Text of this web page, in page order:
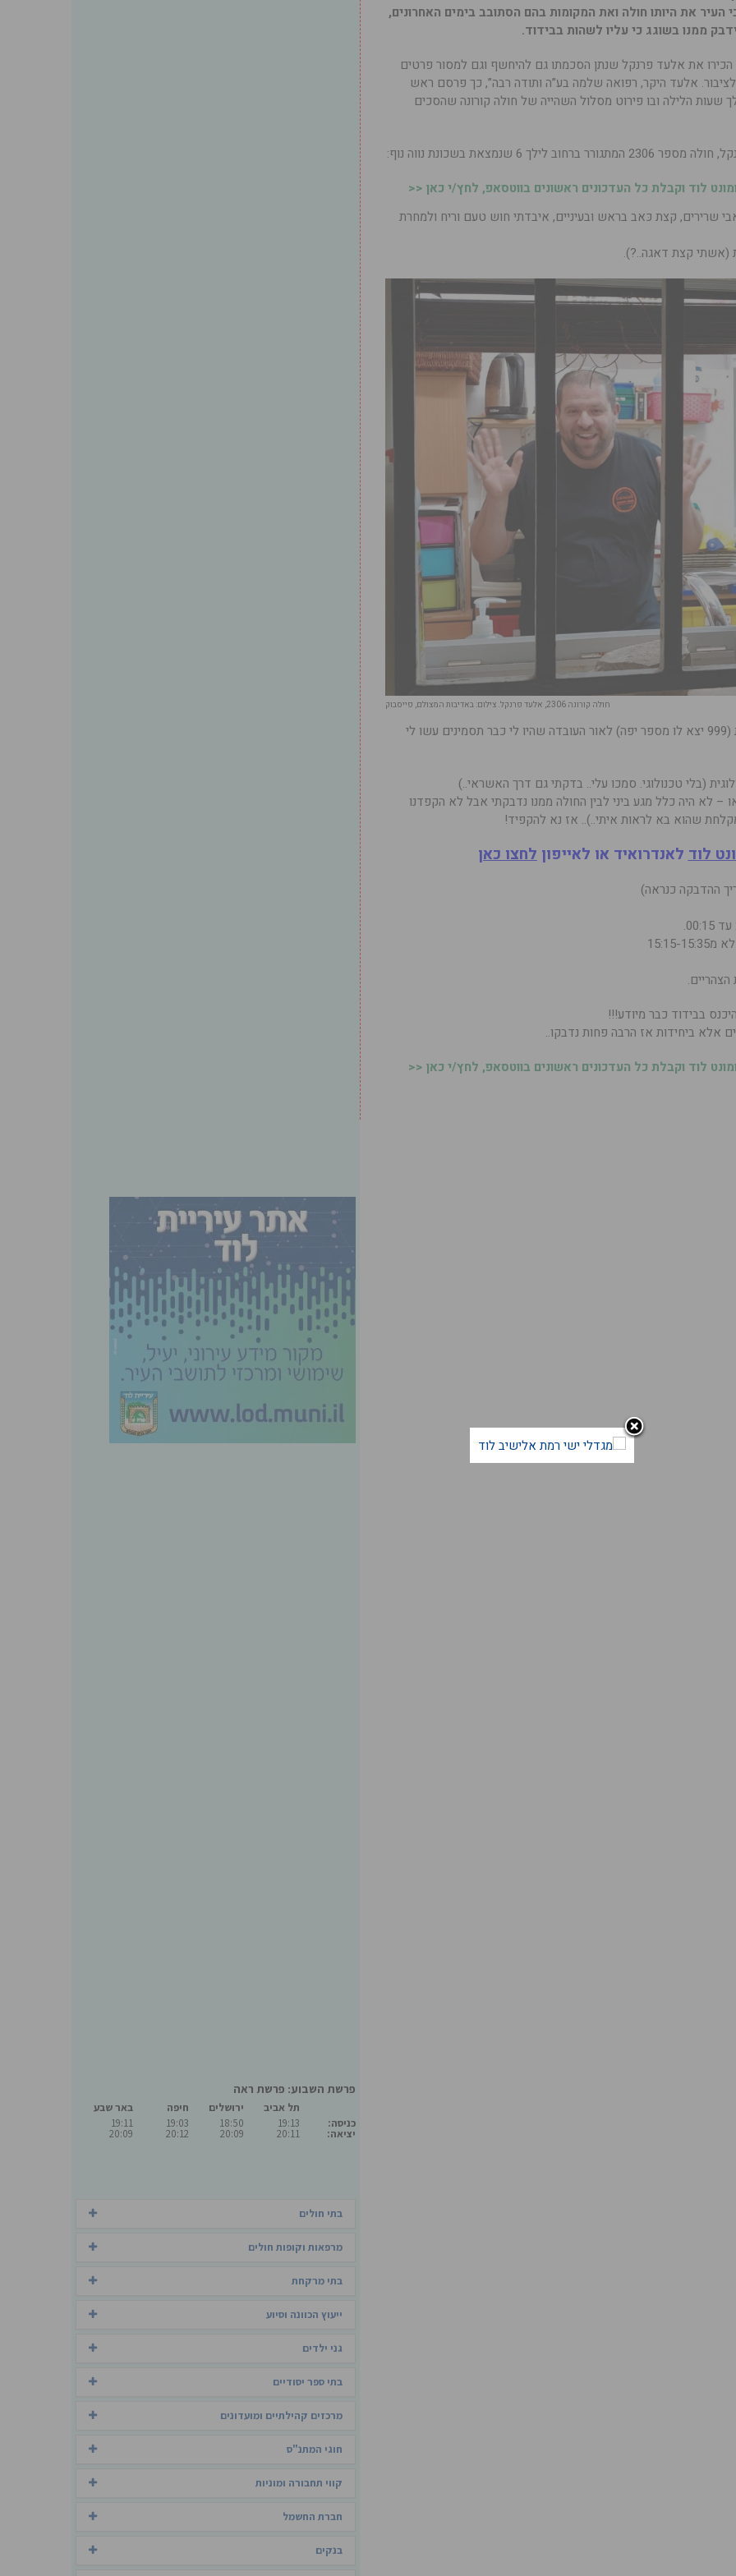
העיר את היותו חולה ואת המקומות בהם הסתובב בימים האחרונים,
ממנו בשוגג כי עליו לשהות בבידוד.
הכירו את אלעד פרנקל שנתן הסכמתו גם להיחשף וגם למסור פרטים
אלעד היקר, רפואה שלמה בע”ה ותודה רבה”, כך פרסם ראש
שעות הלילה ובו פירוט מסלול השהייה של חולה קורונה שהסכים
6 שנמצאת בשכונת נווה נוף:
לוד וקבלת כל העדכונים ראשונים בווטסאפ, לחץ/י כאן <<
שרירים, קצת כּאב בראש ובעיניים, איבדתי חוש טעם וריח ולמחרת
(אשתי קצת דאגה..?
).
חולה קורונה 2306, אלעד פרנקל. צילום: באדיבות המצולם, פייסבוק
למחרת אמרו לי שנפגשתי עם חולה מאומת (999 יצא לו מספר יפה) לאור העובדה שהיו לי כבר תסמינים עשו לי
(בלי טכנולוגי. סמכו עלי.. בדקתי גם דרך האשראי..)
– לא היה כלל מגע ביני לבין החולה ממנו נדבקתי אבל לא הקפדנו
לודלאנדרואיד או לאייפוןלחצו כאן
בבידוד כבר מיודע!!!
אלא ביחידות אז הרבה פחות נדבקו..
לוד וקבלת כל העדכונים ראשונים בווטסאפ, לחץ/י כאן <<
פרשת השבוע: פרשת ראה
כניסה:
יציאה:
תל אביב
19:13
20:11
ירושלים
18:50
20:09
חיפה
19:03
20:12
באר שבע
19:11
20:09
בתי חולים
מרפאות וקופות חולים
בתי מרקחת
ייעוץ הכוונה וסיוע
גני ילדים
בתי ספר יסודיים
מרכזים קהילתיים ומועדונים
חוגי המתנ"ס
קווי תחבורה ומוניות
חברת החשמל
בנקים